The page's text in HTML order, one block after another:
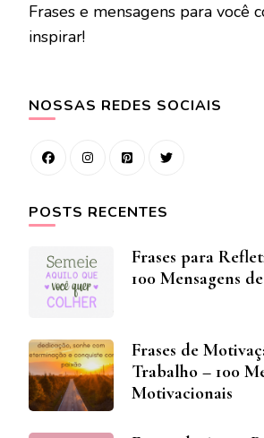
Frases e mensagens para você
inspirar!
NOSSAS REDES SOCIAIS
POSTS RECENTES
Frases para
100 Mensagens
Frases de
Trabalho – 100
Motivacionais